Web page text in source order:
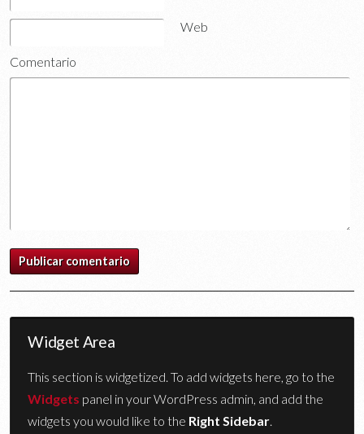
Web
Comentario
Widget Area
This section is widgetized. To add widgets here, go to the
Widgets panel in your WordPress admin, and add the
widgets you would like to the Right Sidebar.